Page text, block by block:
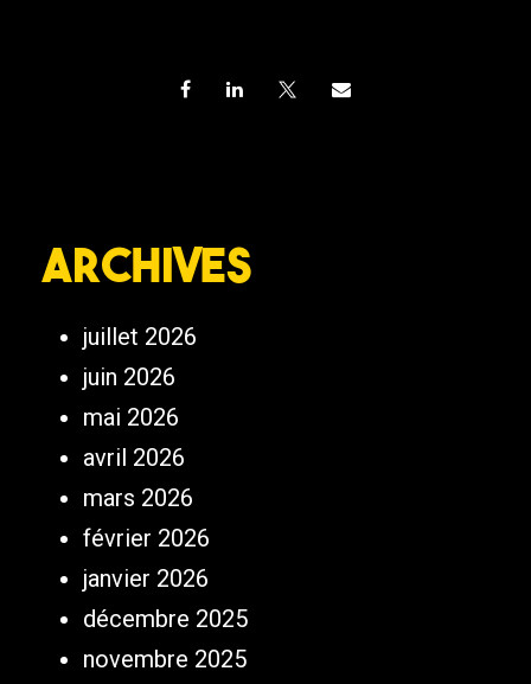
Archives
juillet 2026
juin 2026
mai 2026
avril 2026
mars 2026
février 2026
janvier 2026
décembre 2025
novembre 2025